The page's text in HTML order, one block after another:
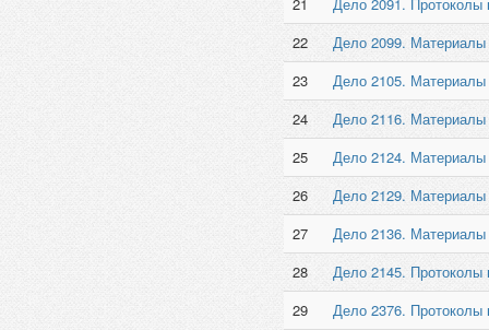
22
Дело 2099.
23
Дело 2105.
24
Дело 2116.
25
Дело 2124.
26
Дело 2129.
27
Дело 2136.
28
Дело 2145. Протоколы
29
Дело 2376. Протоколы